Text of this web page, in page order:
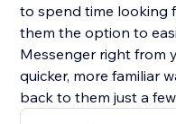
to spend time looking
them the option to
Messenger right from
quicker, more familiar
back to them just a